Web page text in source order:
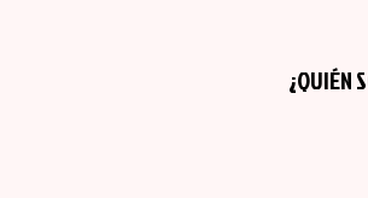
¿QUIÉN